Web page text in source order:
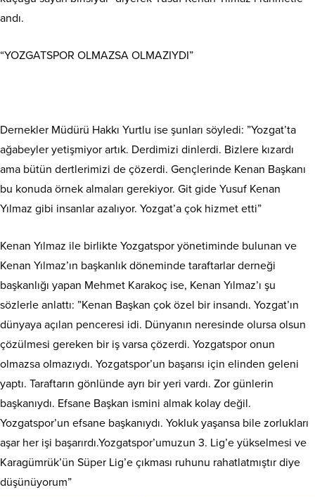
andı.
“YOZGATSPOR OLMAZSA OLMAZIYDI”
Dernekler Müdürü Hakkı Yurtlu ise şunları söyledi: ”Yozgat’ta
ağabeyler yetişmiyor artık. Derdimizi dinlerdi. Bizlere kızardı
ama bütün dertlerimizi de çözerdi. Gençlerinde Kenan Başkanı
bu konuda örnek almaları gerekiyor. Git gide Yusuf Kenan
Yılmaz gibi insanlar azalıyor. Yozgat’a çok hizmet etti”
Kenan Yılmaz ile birlikte Yozgatspor yönetiminde bulunan ve
Kenan Yılmaz’ın başkanlık döneminde taraftarlar derneği
başkanlığı yapan Mehmet Karakoç ise, Kenan Yılmaz’ı şu
sözlerle anlattı: ”Kenan Başkan çok özel bir insandı. Yozgat’ın
dünyaya açılan penceresi idi. Dünyanın neresinde olursa olsun
çözülmesi gereken bir iş varsa çözerdi. Yozgatspor onun
olmazsa olmazıydı. Yozgatspor’un başarısı için elinden geleni
yaptı. Taraftarın gönlünde ayrı bir yeri vardı. Zor günlerin
başkanıydı. Efsane Başkan ismini almak kolay değil.
Yozgatspor’un efsane başkanıydı. Yokluk yaşansa bile zorlukları
aşar her işi başarırdı.Yozgatspor’umuzun 3. Lig’e yükselmesi ve
Karagümrük’ün Süper Lig’e çıkması ruhunu rahatlatmıştır diye
düşünüyorum”